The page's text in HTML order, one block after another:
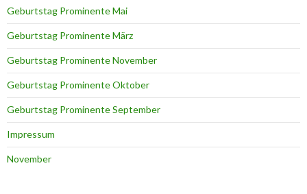
Geburtstag Prominente Mai
Geburtstag Prominente März
Geburtstag Prominente November
Geburtstag Prominente Oktober
Geburtstag Prominente September
Impressum
November